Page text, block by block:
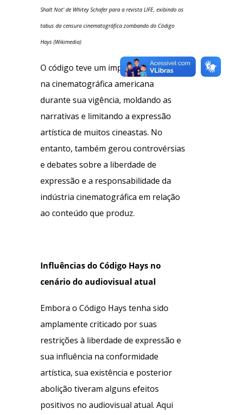
Shalt Not' de Whitey Schafer para a revista LIFE, exibindo os
tabus da censura cinematográfica zombando do Código
Hays (Wikimedia)
O código teve um impacto significativo
na cinematográfica americana
durante sua vigência, moldando as
narrativas e limitando a expressão
artística de muitos cineastas. No
entanto, também gerou controvérsias
e debates sobre a liberdade de
expressão e a responsabilidade da
indústria cinematográfica em relação
ao conteúdo que produz.
Influências do Código Hays no
cenário do audiovisual atual
Embora o Código Hays tenha sido
amplamente criticado por suas
restrições à liberdade de expressão e
sua influência na conformidade
artística, sua existência e posterior
abolição tiveram alguns efeitos
positivos no audiovisual atual. Aqui